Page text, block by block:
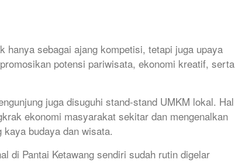
hanya sebagai ajang kompetisi, tetapi juga upaya
potensi pariwisata, ekonomi kreatif, serta
juga disuguhi stand-stand UMKM lokal. Hal
ekonomi masyarakat sekitar dan mengenalkan
budaya dan wisata.
di Pantai Ketawang sendiri sudah rutin digelar